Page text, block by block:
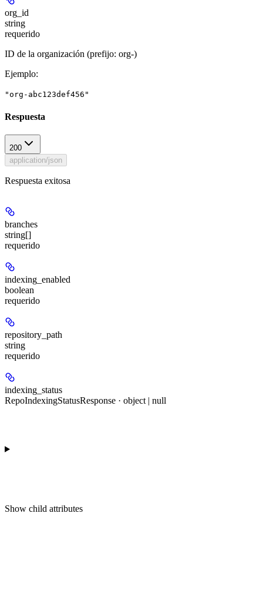
org_id
string
requerido
ID de la organización (prefijo: org-)
Ejemplo:
"org-abc123def456"
Respuesta
200
application/json
Respuesta exitosa
branches
string[]
requerido
indexing_enabled
boolean
requerido
repository_path
string
requerido
indexing_status
RepoIndexingStatusResponse · object | null
Show child attributes